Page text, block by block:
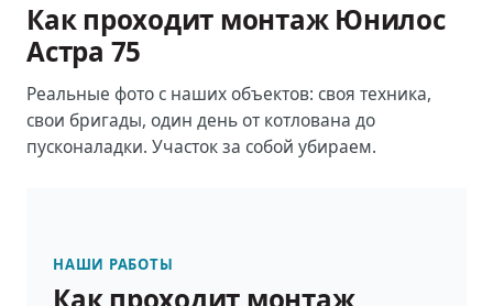
Как проходит монтаж Юнилос
Астра 75
Реальные фото с наших объектов: своя техника,
свои бригады, один день от котлована до
пусконаладки. Участок за собой убираем.
НАШИ РАБОТЫ